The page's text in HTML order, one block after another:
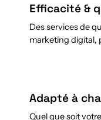
Efficacité &
Des services de
marketing digital,
Adapté à
Quel que soit